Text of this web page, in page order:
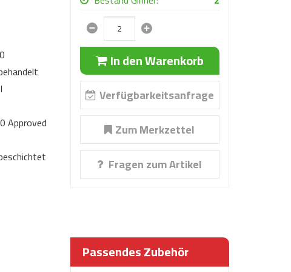
Approved
In den Warenkorb
Verfügbarkeitsanfrage
Zum Merkzettel
Fragen zum Artikel
Passendes Zubehör